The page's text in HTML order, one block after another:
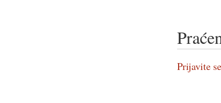
Prijavite